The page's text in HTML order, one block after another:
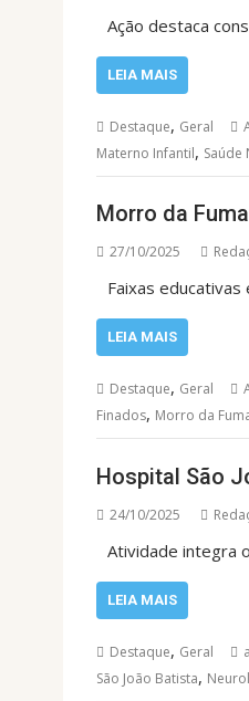
Ação destaca
LEIA MAIS
Destaque, Geral
Materno Infantil, Saúde
Morro da
27/10/2025
Faixas
LEIA MAIS
Destaque, Geral
Finados, Morro da
Hospital São
24/10/2025
Atividade integra
LEIA MAIS
Destaque, Geral
São João Batista,